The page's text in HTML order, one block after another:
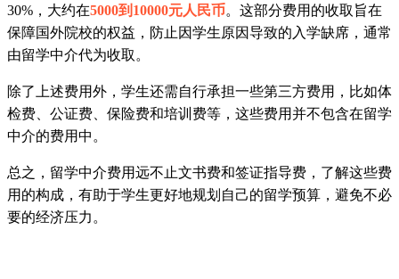
30%，大约在5000到10000元人民币。这部分费用的收取旨在
保障国外院校的权益，防止因学生原因导致的入学缺席，通常
由留学中介代为收取。
除了上述费用外，学生还需自行承担一些第三方费用，比如体
检费、公证费、保险费和培训费等，这些费用并不包含在留学
中介的费用中。
总之，留学中介费用远不止文书费和签证指导费，了解这些费
用的构成，有助于学生更好地规划自己的留学预算，避免不必
要的经济压力。